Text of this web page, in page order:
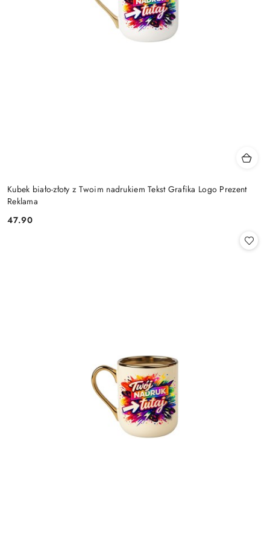
Kubek biało-złoty z Twoim nadrukiem Tekst Grafika Logo Prezent
Reklama
Cena:
47.90